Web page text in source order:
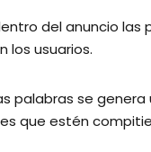
del anuncio las
los usuarios.
palabras se
que estén